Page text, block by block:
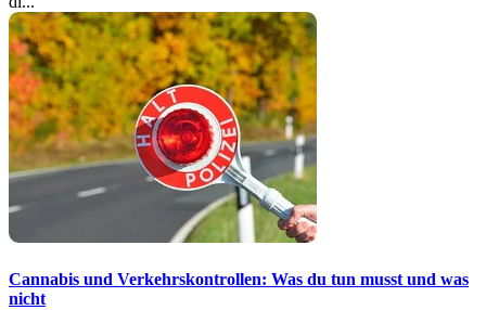
Cannabis und Verkehrskontrollen: Was du tun musst und was
nicht